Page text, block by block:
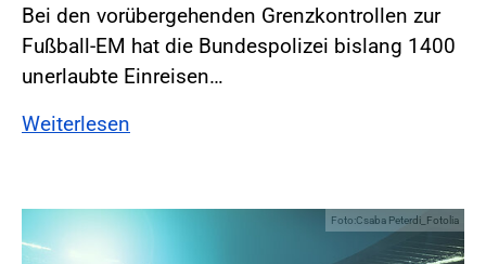
Bei den vorübergehenden Grenzkontrollen zur
Fußball-EM hat die Bundespolizei bislang 1400
unerlaubte Einreisen…
Weiterlesen
Foto:Csaba Peterdi_Fotolia